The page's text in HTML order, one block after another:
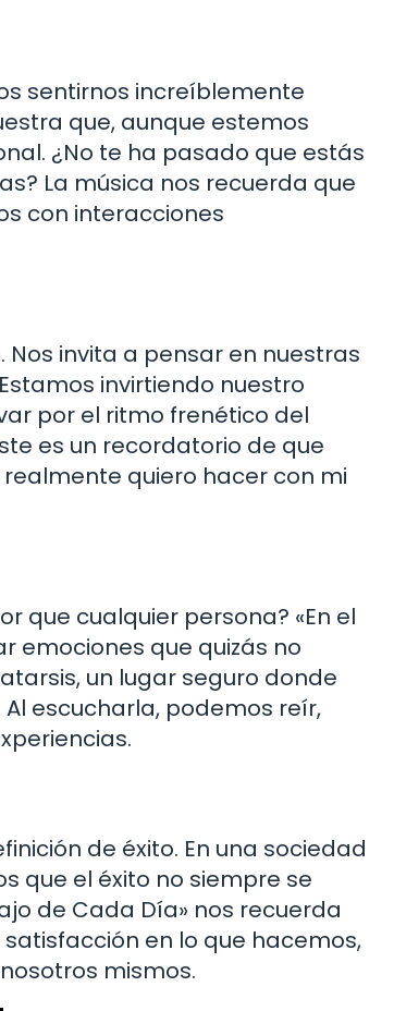
sentirnos increíblemente
que, aunque estemos
¿No te ha pasado que estás
La música nos recuerda que
con interacciones
invita a pensar en nuestras
invirtiendo nuestro
por el ritmo frenético del
es un recordatorio de que
quiero hacer con mi
que cualquier persona? «En el
emociones que quizás no
un lugar seguro donde
escucharla, podemos reír,
de éxito. En una sociedad
que el éxito no siempre se
de Cada Día» nos recuerda
en lo que hacemos,
mismos.